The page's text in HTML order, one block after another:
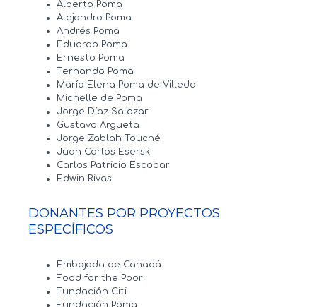
Alberto Poma
Alejandro Poma
Andrés Poma
Eduardo Poma
Ernesto Poma
Fernando Poma
María Elena Poma de Villeda
Michelle de Poma
Jorge Díaz Salazar
Gustavo Argueta
Jorge Zablah Touché
Juan Carlos Eserski
Carlos Patricio Escobar
Edwin Rivas
DONANTES POR PROYECTOS
ESPECÍFICOS
Embajada de Canadá
Food for the Poor
Fundación Citi